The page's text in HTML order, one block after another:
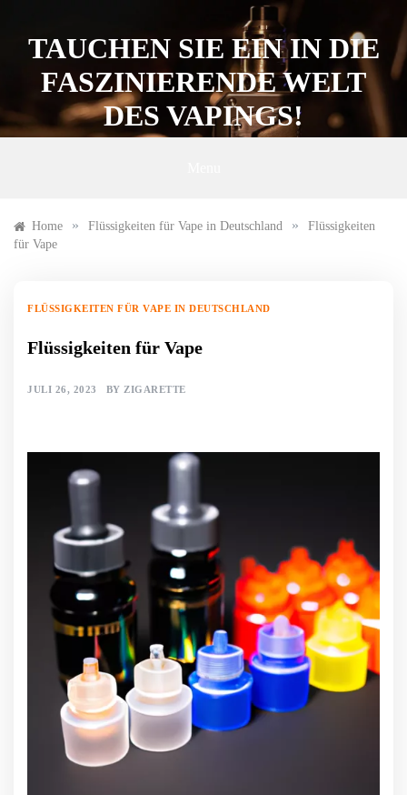
contentTAUCHEN SIE EIN IN DIE
FASZINIERENDE WELT
DES VAPINGS!
Home » Flüssigkeiten für Vape in Deutschland »
Flüssigkeiten
für Vape
FLÜSSIGKEITEN FÜR VAPE IN DEUTSCHLAND
Flüssigkeiten für Vape
JULI 26, 2023 BY ZIGARETTE